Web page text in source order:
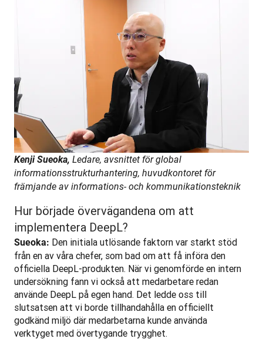
Kenji Sueoka, Ledare, avsnittet för global
informationsstrukturhantering, huvudkontoret för
främjande av informations- och kommunikationsteknik
Hur började övervägandena om att
implementera DeepL?
Sueoka: Den initiala utlösande faktorn var starkt stöd
från en av våra chefer, som bad om att få införa den
officiella DeepL-produkten. När vi genomförde en intern
undersökning fann vi också att medarbetare redan
använde DeepL på egen hand. Det ledde oss till
slutsatsen att vi borde tillhandahålla en officiellt
godkänd miljö där medarbetarna kunde använda
verktyget med övertygande trygghet.